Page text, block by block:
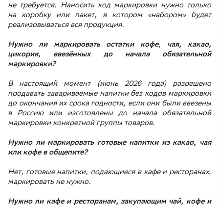
не требуется. Наносить код маркировки нужно только
на коробку или пакет, в котором «набором» будет
реализовываться вся продукция.
Нужно ли маркировать остатки кофе, чая, какао,
цикория, ввезённых до начала обязательной
маркировки?
В настоящий момент (июнь 2026 года) разрешено
продавать завариваемые напитки без кодов маркировки
до окончания их срока годности, если они были ввезены
в Россию или изготовлены до начала обязательной
маркировки конкретной группы товаров.
Нужно ли маркировать готовые напитки из какао, чая
или кофе в общепите?
Нет, готовые напитки, подающиеся в кафе и ресторанах,
маркировать не нужно.
Нужно ли кафе и ресторанам, закупающим чай, кофе и